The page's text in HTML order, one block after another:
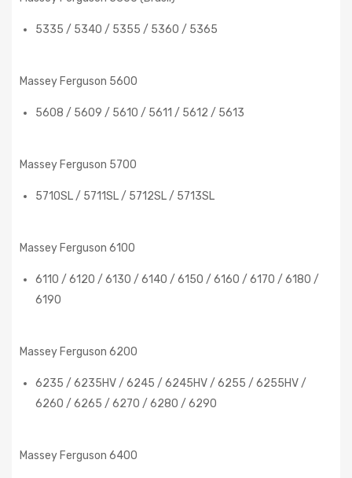
5335 / 5340 / 5355 / 5360 / 5365
Massey Ferguson 5600
5608 / 5609 / 5610 / 5611 / 5612 / 5613
Massey Ferguson 5700
5710SL / 5711SL / 5712SL / 5713SL
Massey Ferguson 6100
6110 / 6120 / 6130 / 6140 / 6150 / 6160 / 6170 / 6180 /
6190
Massey Ferguson 6200
6235 / 6235HV / 6245 / 6245HV / 6255 / 6255HV /
6260 / 6265 / 6270 / 6280 / 6290
Massey Ferguson 6400